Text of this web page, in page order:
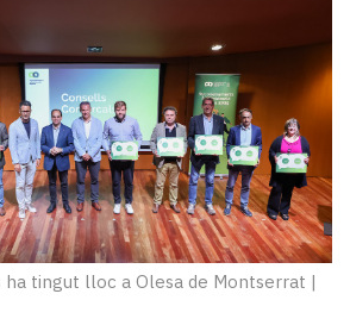
tingut lloc a Olesa de Montserrat |